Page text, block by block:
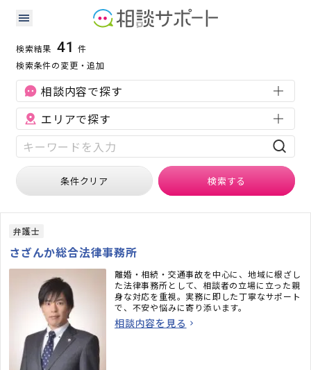
埼玉県の離婚・浮気に強い専門家の検索結果
離婚・浮気
検索結果 41 件
検索条件の変更・追加
相談内容で探す
エリアで探す
条件クリア 検索する
弁護士
さざんか総合法律事務所
離婚・相続・交通事故を中心に、地域に根ざし
た法律事務所として、相談者の立場に立った親
身な対応を重視。実務に即した丁寧なサポート
で、不安や悩みに寄り添います。
相談内容を見る